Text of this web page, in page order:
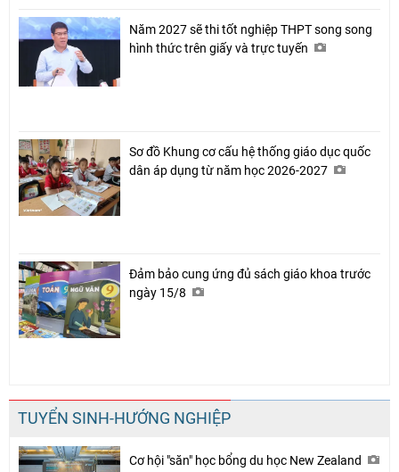
Năm 2027 sẽ thi tốt nghiệp THPT song song
hình thức trên giấy và trực tuyến
Sơ đồ Khung cơ cấu hệ thống giáo dục quốc
dân áp dụng từ năm học 2026-2027
Đảm bảo cung ứng đủ sách giáo khoa trước
ngày 15/8
TUYỂN SINH-HƯỚNG NGHIỆP
Cơ hội "săn" học bổng du học New Zealand